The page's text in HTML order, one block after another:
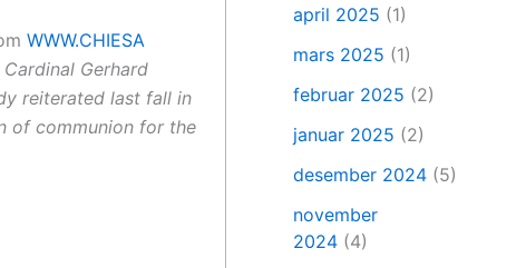
WWW.CHIESA
Gerhard
reiterated last fall in
of communion for the
april 2025 (1)
mars 2025 (1)
februar 2025 (2)
januar 2025 (2)
desember 2024 (5)
november
2024 (4)